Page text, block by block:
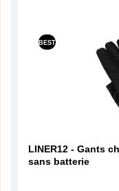
LINER12 - Gants
sans batterie
BEST